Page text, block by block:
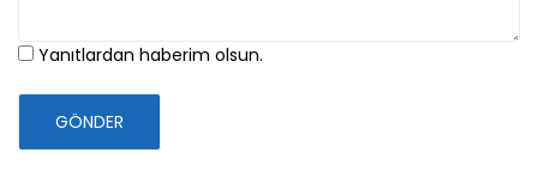
Yanıtlardan haberim olsun.
GÖNDER